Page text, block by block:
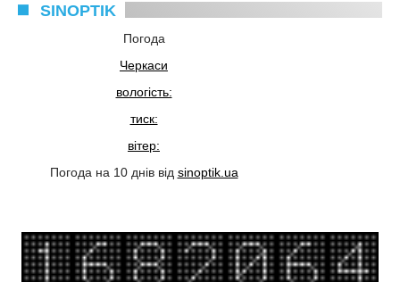
SINOPTIK
Погода
Черкаси
вологість:
тиск:
вітер:
Погода на 10 днів від sinoptik.ua